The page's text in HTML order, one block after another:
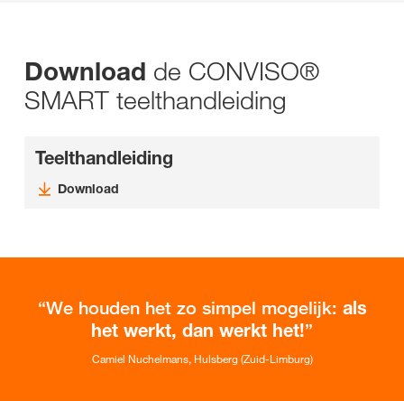
Download de CONVISO®
SMART teelthandleiding
Teelthandleiding
Download
We houden het zo simpel mogelijk: als
het werkt, dan werkt het!
Camiel Nuchelmans, Hulsberg (Zuid-Limburg)